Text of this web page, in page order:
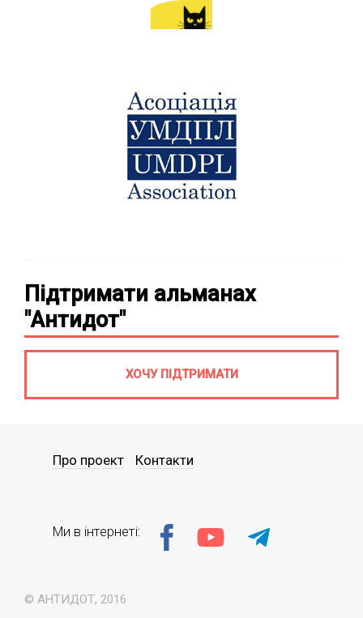
Підтримати альманах
"Антидот"
ХОЧУ ПІДТРИМАТИ
© АНТИДОТ, 2016
Про проект Контакти
Ми в інтернеті: